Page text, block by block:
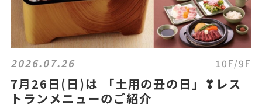
2026.07.26 10F/9F
7月26日(日)は 「土用の丑の日」❣レス
トランメニューのご紹介